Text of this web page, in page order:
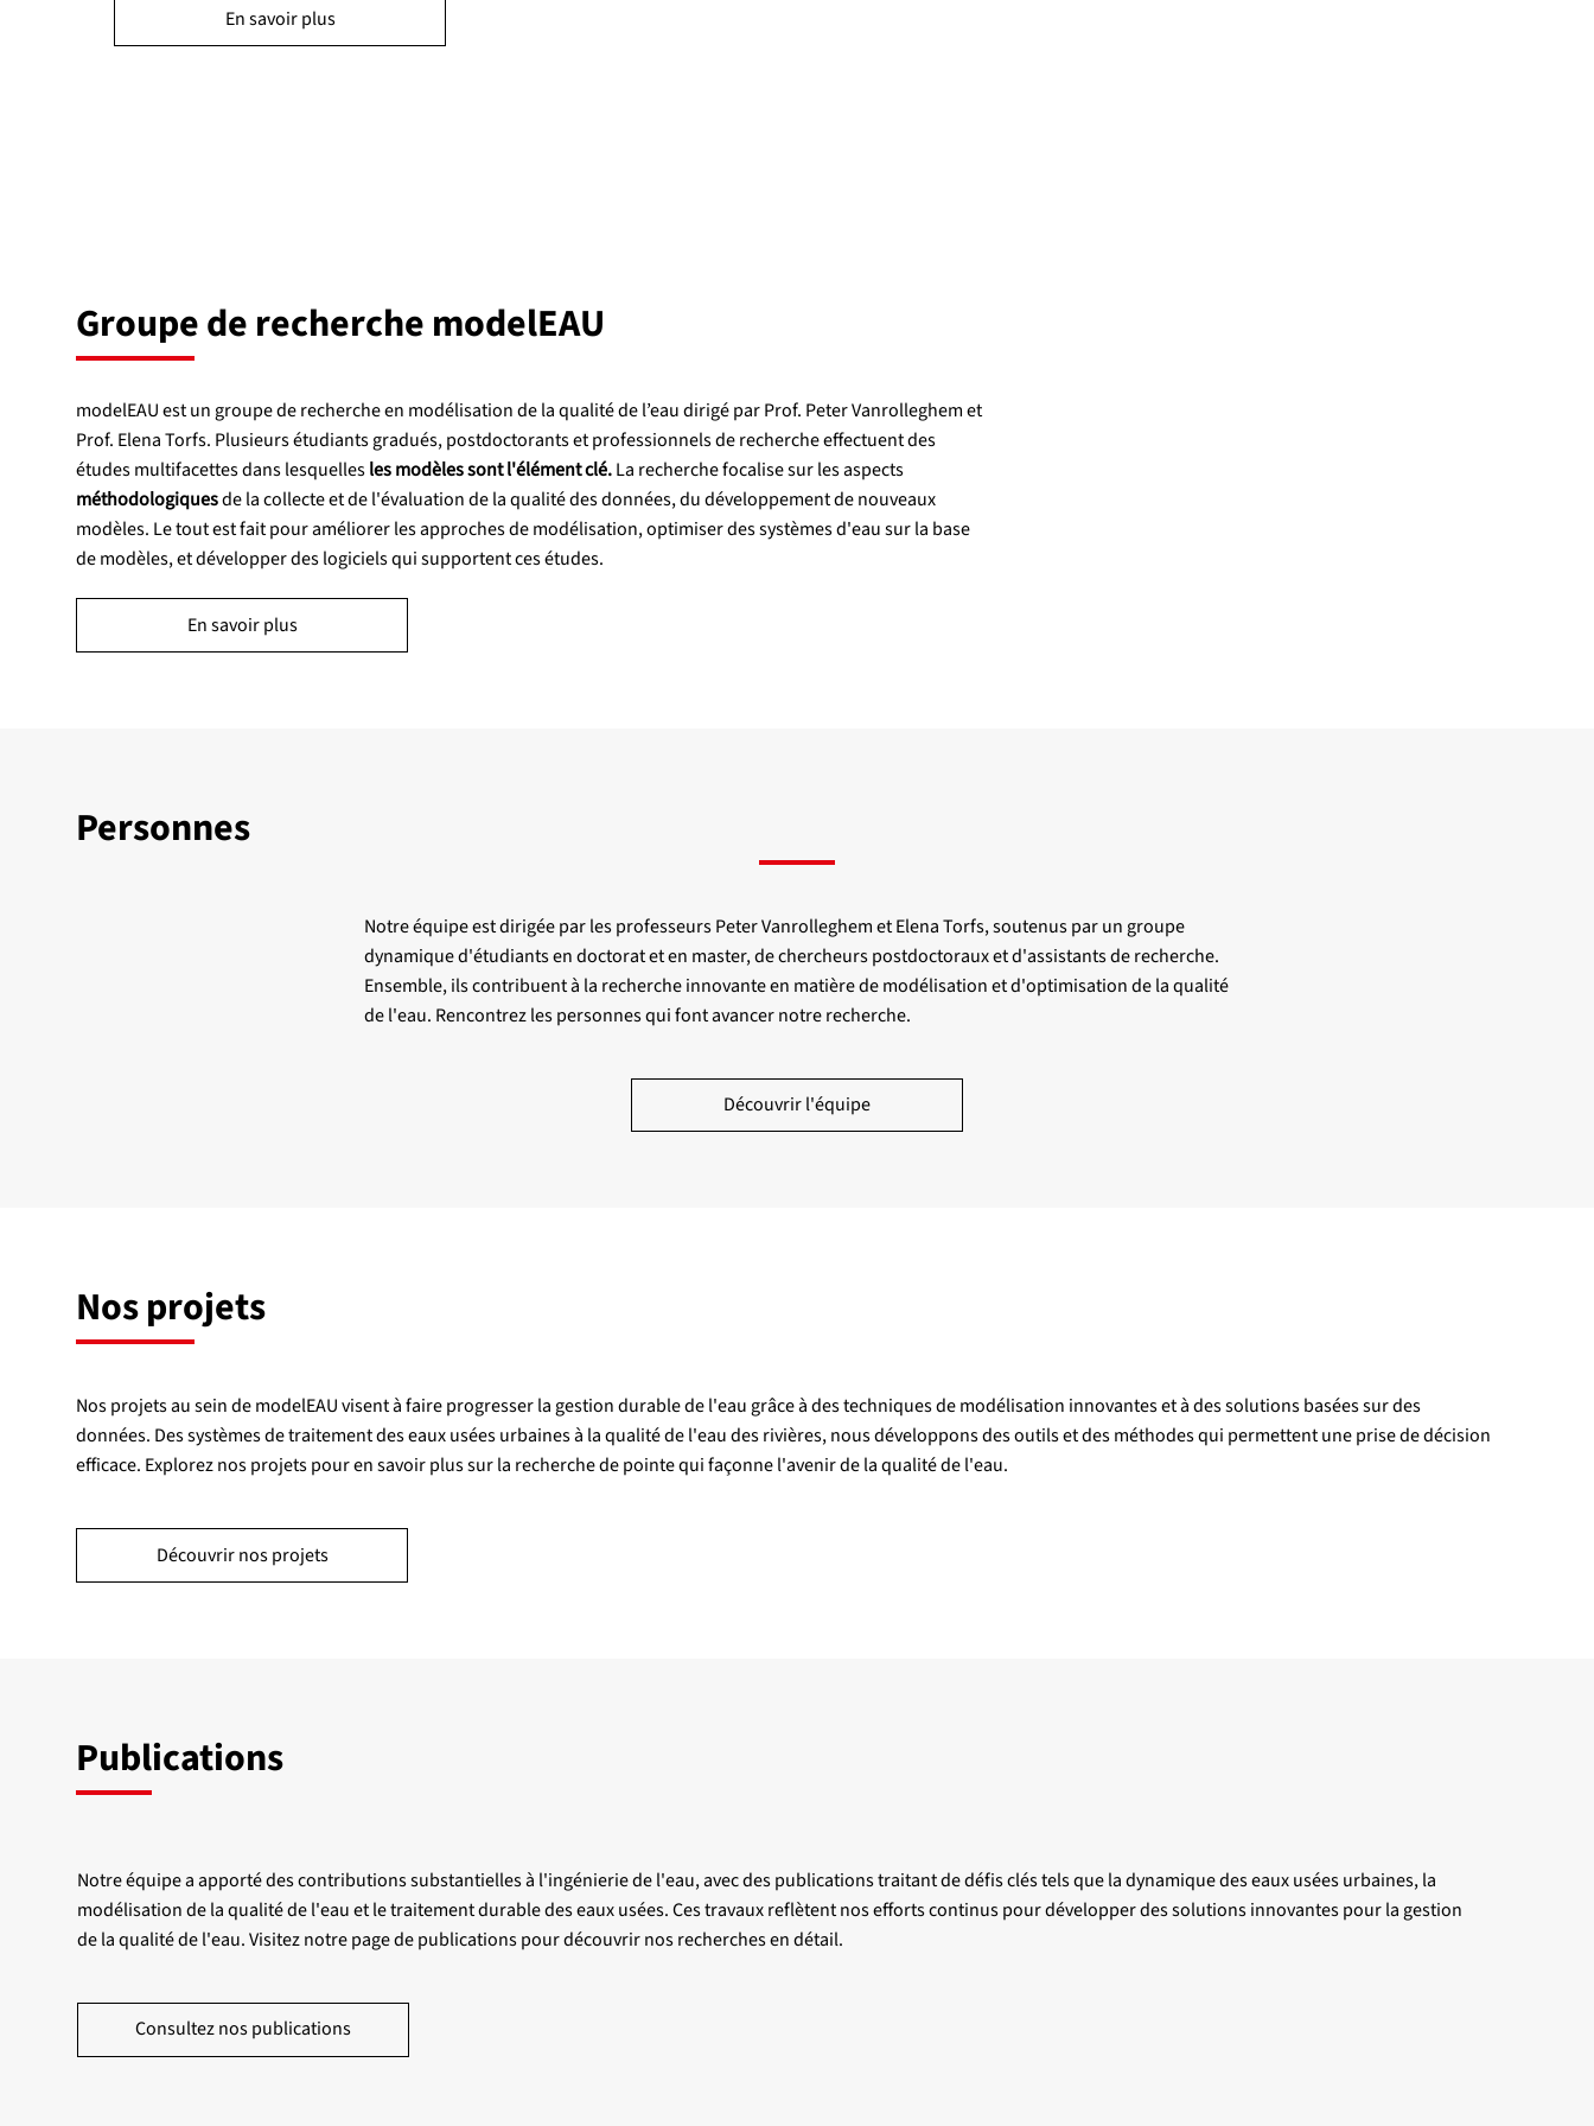
Groupe de recherche modelEAU
modelEAU est un groupe de recherche en modélisation de la qualité de l’eau dirigé par Prof. Peter Vanrolleghem et
Prof. Elena Torfs. Plusieurs étudiants gradués, postdoctorants et professionnels de recherche effectuent des
études multifacettes dans lesquellesles modèles sont l'élément clé.La recherche focalise sur les aspects
méthodologiquesde la collecte et de l'évaluation de la qualité des données, du développement de nouveaux
modèles. Le tout est fait pour améliorer les approches de modélisation, optimiser des systèmes d'eau sur la base
de modèles, et développer des logiciels qui supportent ces études.
En savoir plus
En savoir plus
Personnes
Notre équipe est dirigée par les professeurs Peter Vanrolleghem et Elena Torfs, soutenus par un groupe
dynamique d'étudiants en doctorat et en master, de chercheurs postdoctoraux et d'assistants de recherche.
Ensemble, ils contribuent à la recherche innovante en matière de modélisation et d'optimisation de la qualité
de l'eau. Rencontrez les personnes qui font avancer notre recherche.
Découvrir l'équipe
Nos projets
Nos projets au sein de modelEAU visent à faire progresser la gestion durable de l'eau grâce à des techniques de modélisation innovantes et à des solutions basées sur des
données. Des systèmes de traitement des eaux usées urbaines à la qualité de l'eau des rivières, nous développons des outils et des méthodes qui permettent une prise de décision
efficace. Explorez nos projets pour en savoir plus sur la recherche de pointe qui façonne l'avenir de la qualité de l'eau.
Découvrir nos projets
Publications
Notre équipe a apporté des contributions substantielles à l'ingénierie de l'eau, avec des publications traitant de défis clés tels que la dynamique des eaux usées urbaines, la
modélisation de la qualité de l'eau et le traitement durable des eaux usées. Ces travaux reflètent nos efforts continus pour développer des solutions innovantes pour la gestion
de la qualité de l'eau. Visitez notre page de publications pour découvrir nos recherches en détail.
Consultez nos publications